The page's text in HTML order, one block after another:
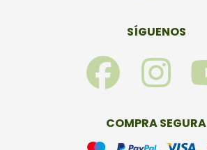
SÍGUENOS
F
a
c
I
n
s
COMPRA SEGURA